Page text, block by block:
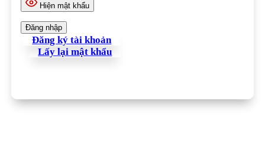
Hiện mật khẩu
Đăng ký tài khoản
Lấy lại mật khẩu